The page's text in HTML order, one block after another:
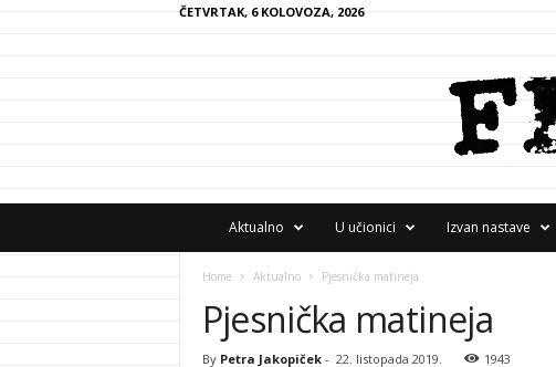
ČETVRTAK, 6 KOLOVOZA, 2026
A
Aktualno U učionici Izvan nastave
Home Aktualno Pjesnička matineja
Pjesnička matineja
By Petra Jakopiček- 22. listopada 2019. 1943